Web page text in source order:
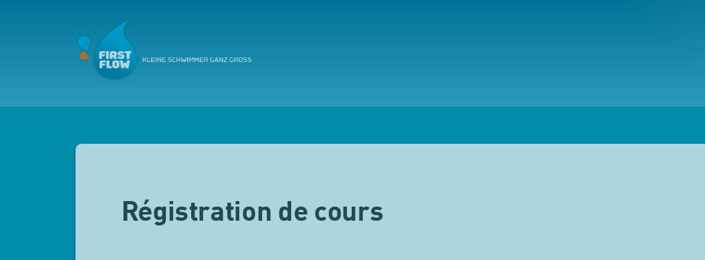
Régistration de cours